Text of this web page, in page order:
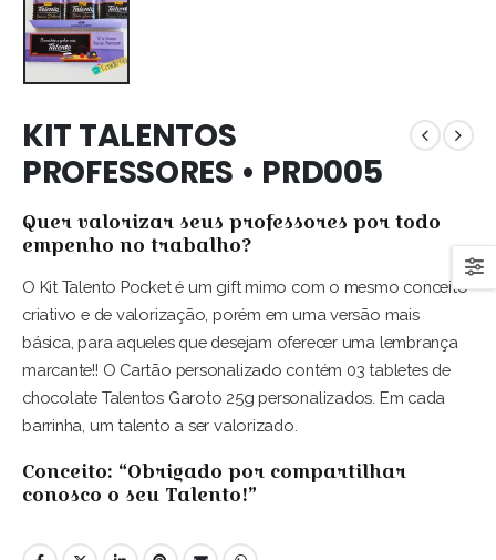
KIT TALENTOS
PROFESSORES • PRD005
Quer valorizar seus professores por todo
empenho no trabalho?
O Kit Talento Pocket é um gift mimo com o mesmo conceito
criativo e de valorização, porém em uma versão mais
básica, para aqueles que desejam oferecer uma lembrança
marcante!! O Cartão personalizado contém 03 tabletes de
chocolate Talentos Garoto 25g personalizados. Em cada
barrinha, um talento a ser valorizado.
Conceito: “Obrigado por compartilhar
conosco o seu Talento!”